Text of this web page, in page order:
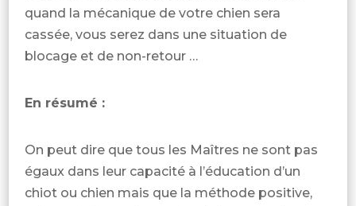
quand la mécanique de votre chien sera
cassée, vous serez dans une situation de
blocage et de non-retour …
En résumé :
On peut dire que tous les Maîtres ne sont pas
égaux dans leur capacité à l’éducation d’un
chiot ou chien mais que la méthode positive,